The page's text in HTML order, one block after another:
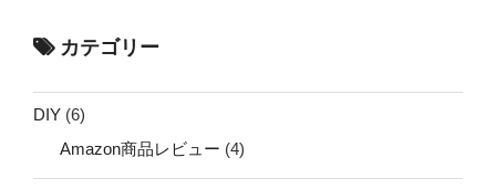
カテゴリー
DIY (6)
Amazon商品レビュー (4)